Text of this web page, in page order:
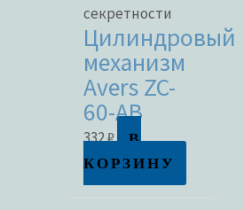
секретности
Цилиндровый
механизм
Avers ZC-
60-AB
332₽
В
КОРЗИНУ